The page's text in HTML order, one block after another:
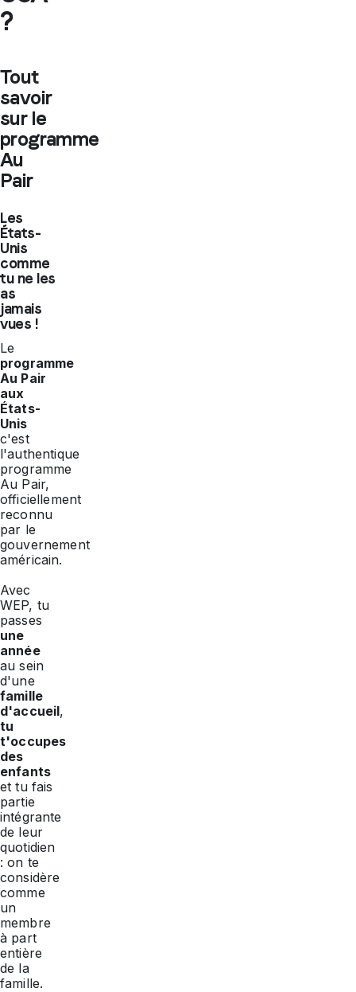
?
Tout
savoir
sur le
programme
Au
Pair
Les
États-
Unis
comme
tu ne les
as
jamais
vues !
Le
programme
Au Pair
aux
États-
Unis
c'est
l'authentique
programme
Au Pair,
officiellement
reconnu
par le
gouvernement
américain.
Avec
WEP, tu
passes
une
année
au sein
d'une
famille
d'accueil,
tu
t'occupes
des
enfants
et tu fais
partie
intégrante
de leur
quotidien
: on te
considère
comme
un
membre
à part
entière
de la
famille.